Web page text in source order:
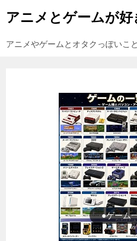
アニメとゲームが
アニメやゲームとオタクっぽいこ
●東方